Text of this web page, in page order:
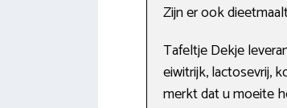
Zijn er ook
Tafeltje Dekje
eiwitrijk, lactosevrij,
merkt dat u moeite